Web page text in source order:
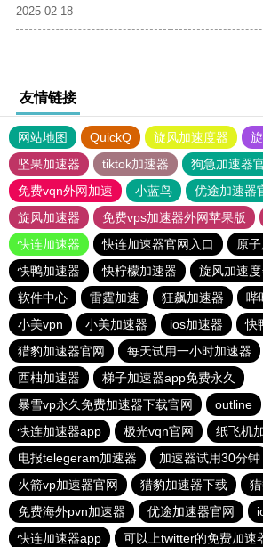
2025-02-18
友情链接
网站地图 QuickQ 旋风加速度器
坚果加速器
tiktok加速器
狗急加速器
免费vqn外网加速
小蓝鸟 优途加速器
旋风加速器
免费vps加速器外网苹果版
快连加速器
快连加速器官网入口
原
快鸭加速器
快柠檬加速器 旋风加速度
软件中心
雷霆加速 狂飙加速器 哔
小美vpn
小美加速器 ios加速器
快
猎豹加速器官网
每天试用一小时加速器
西柚加速器
梯子加速器app免费永久
暴雪vp永久免费加速器下载官网
outline
快连加速器app
极光vqn官网
纸飞机
电报telegeram加速器
加速器试用30分钟
火箭vp加速器官网
猎豹加速器下载
免费海外pvn加速器
优途加速器官网
快连加速器app
可以上twitter的免费加速